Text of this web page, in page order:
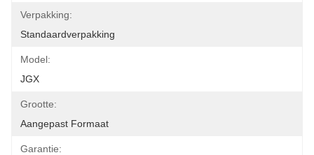
Verpakking:
Standaardverpakking
Model:
JGX
Grootte:
Aangepast Formaat
Garantie: